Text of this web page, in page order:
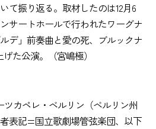
て振り返る。取材したのは12月6
サートホールで行われたワーグナ
デ」前奏曲と愛の死、ブルックナ
た公演。（宮嶋極）
カペレ・ベルリン（ベルリン州
表記=国立歌劇場管弦楽団、以下